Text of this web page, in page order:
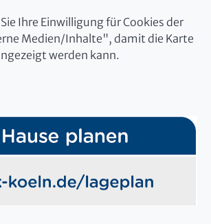
Ihre Einwilligung für Cookies der
Medien/Inhalte", damit die Karte
werden kann.